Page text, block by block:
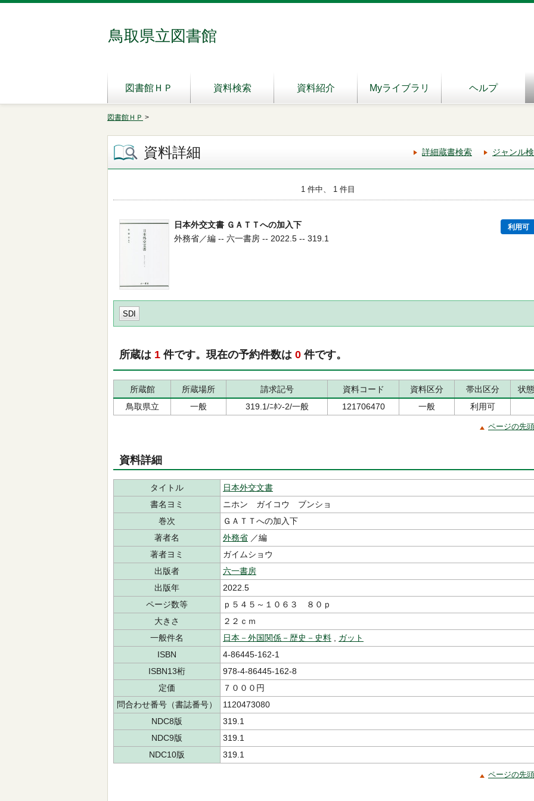
鳥取県立図書館
図書館ＨＰ 資料検索 資料紹介 Myライブラリ ヘルプ
図書館ＨＰ >
資料詳細 詳細蔵書検索 ジャンル
1 件中、 1 件目
日本外交文書 ＧＡＴＴへの加入下 利用可
外務省／編 -- 六一書房 -- 2022.5 -- 319.1
SDI
所蔵は 1 件です。現在の予約件数は 0 件です。
所蔵館 所蔵場所 請求記号 資料コード 資料区分 帯出区分
状態
鳥取県立
一般 319.1/ﾆﾎﾝ-2/一般 121706470 一般 利用可
ページの先
資料詳細
タイトル
日本外交文書
書名ヨミ
ニホン ガイコウ ブンショ
巻次
ＧＡＴＴへの加入下
著者名
外務省 ／編
著者ヨミ
ガイムショウ
出版者
六一書房
出版年
2022.5
ページ数等
ｐ５４５～１０６３ ８０ｐ
大きさ
２２ｃｍ
一般件名
日本－外国関係－歴史－史料
ガット
ISBN
4-86445-162-1
ISBN13桁
978-4-86445-162-8
定価
７０００円
問合わせ番号（書誌番号）
1120473080
NDC8版
319.1
NDC9版
319.1
NDC10版
319.1
ページの先